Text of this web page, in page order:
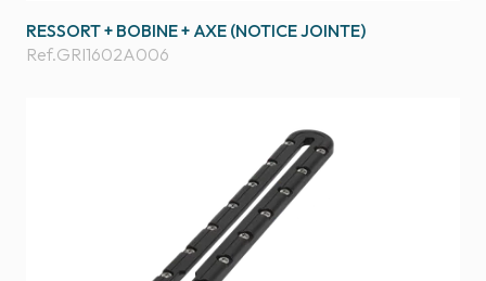
RESSORT + BOBINE + AXE (NOTICE JOINTE)
Ref.GRI1602A006